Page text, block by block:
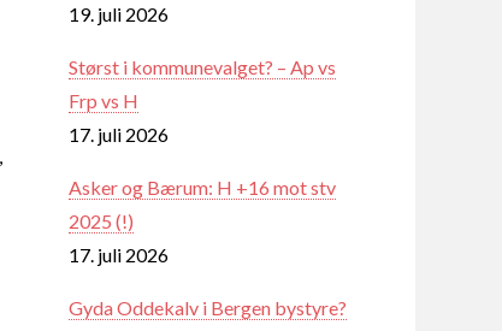
19. juli 2026
Størst i kommunevalget? – Ap vs
Frp vs H
17. juli 2026
Asker og Bærum: H +16 mot stv
2025 (!)
17. juli 2026
Gyda Oddekalv i Bergen bystyre?